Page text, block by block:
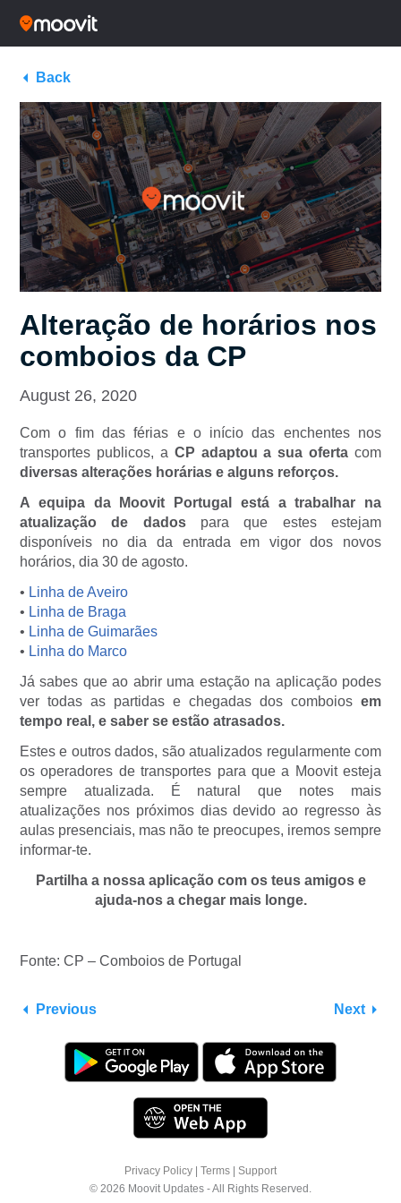
Back
Alteração de horários nos
comboios da CP
August 26, 2020
Com o fim das férias e o início das enchentes nos
transportes publicos, a CP adaptou a sua oferta com
diversas alterações horárias e alguns reforços.
A equipa da Moovit Portugal está a trabalhar na
atualização de dadospara que estes estejam
disponíveis no dia da entrada em vigor dos novos
horários, dia 30 de agosto.
• Linha de Aveiro
• Linha de Braga
• Linha de Guimarães
• Linha do Marco
Já sabes que ao abrir uma estação na aplicação podes
ver todas as partidas e chegadas dos comboios em
tempo real, e saber se estão atrasados.
Estes e outros dados, são atualizados regularmente com
os operadores de transportes para que a Moovit esteja
sempre atualizada. É natural que notes mais
atualizações nos próximos dias devido ao regresso às
aulas presenciais, mas não te preocupes, iremos sempre
informar-te.
Partilha a nossa aplicação com os teus amigos e
ajuda-nos a chegar mais longe.
Fonte: CP – Comboios de Portugal
Previous Next
Privacy Policy Terms
Support
© 2026 Moovit Updates - All Rights Reserved.